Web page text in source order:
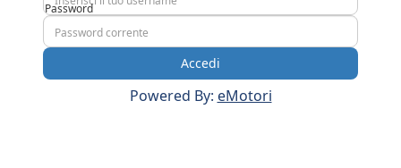
Password
Powered By: eMotori